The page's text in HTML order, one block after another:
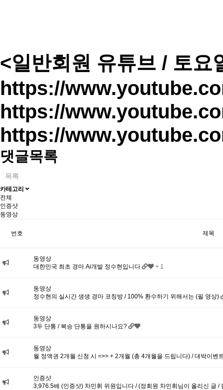
<일반회원 유튜브 / 토요
https://
https://
https://
댓글목록
목록
카테고리
전체
인증샷
동영상
번호 제목
동영상
대한민국 최초 경마 Ai개발 정수현입니다
+ 1
동영상
정수현의 실시간 생생 경마 코칭방 / 100% 환수하기 위해서는 (필 영상)
동영상
3두 단통 / 복승 단통을 원하시나요?
동영상
월 정액권 2개월 신청 시 =>> + 2개월 (총 4개월을 드립니다) / 대박이벤
인증샷
3,976.5배 (인증샷) 차민휘 위원입니다 / (정회원 차민휘님이 올리신 글 /